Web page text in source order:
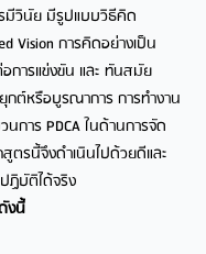
มีวินัย มีรูปแบบวิธีคิด
Vision การคิดอย่างเป็น
การแข่งขัน และ ทันสมัย
กต์หรือบูรณาการ การทำงาน
นการ PDCA ในด้านการจัด
ตรนี้จึงดำเนินไปด้วยดีและ
ฏิบัติได้จริง
งนี้